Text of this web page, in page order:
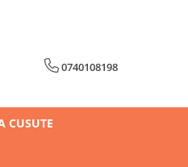
0740108198
CUSUTE